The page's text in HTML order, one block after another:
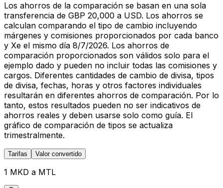
Los ahorros de la comparación se basan en una sola
transferencia de GBP 20,000 a USD. Los ahorros se
calculan comparando el tipo de cambio incluyendo
márgenes y comisiones proporcionados por cada banco
y Xe el mismo día 8/7/2026. Los ahorros de
comparación proporcionados son válidos solo para el
ejemplo dado y pueden no incluir todas las comisiones y
cargos. Diferentes cantidades de cambio de divisa, tipos
de divisa, fechas, horas y otros factores individuales
resultarán en diferentes ahorros de comparación. Por lo
tanto, estos resultados pueden no ser indicativos de
ahorros reales y deben usarse solo como guía. El
gráfico de comparación de tipos se actualiza
trimestralmente.
Tarifas Valor convertido
1 MKD a MTL